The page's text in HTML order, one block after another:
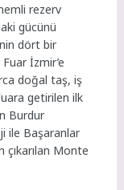
rezerv
gücünü
dört bir
İzmir’e
doğal taş, iş
getirilen ilk
Burdur
ile Başaranlar
Monte